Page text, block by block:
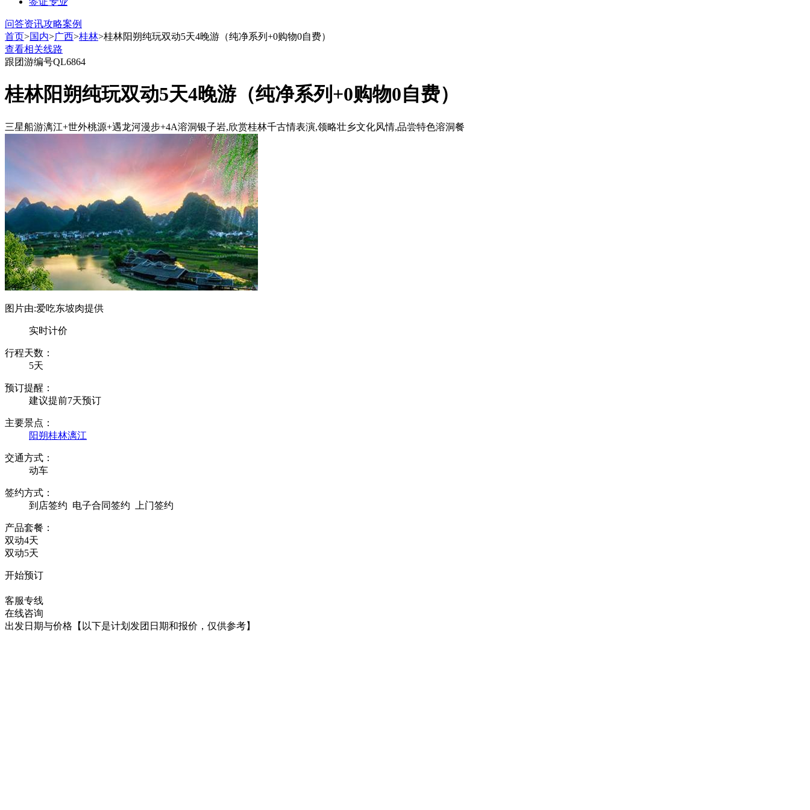
问答资讯攻略案例
首页>国内>广西>桂林>桂林阳朔纯玩双动5天4晚游（纯净系列+0购物0自费）
查看相关线路
跟团游编号QL6864
桂林阳朔纯玩双动5天4晚游（纯净系列+0购物0自费）
三星船游漓江+世外桃源+遇龙河漫步+4A溶洞银子岩,欣赏桂林千古情表演,领略壮乡文化风情,品尝特色溶洞餐
图片由:爱吃东坡肉提供
实时计价
行程天数：
5天
预订提醒：
建议提前7天预订
主要景点：
阳朔桂林漓江
交通方式：
动车
签约方式：
到店签约 电子合同签约 上门签约
产品套餐：
双动4天
双动5天
开始预订
客服专线
在线咨询
出发日期与价格 【以下是计划发团日期和报价，仅供参考】